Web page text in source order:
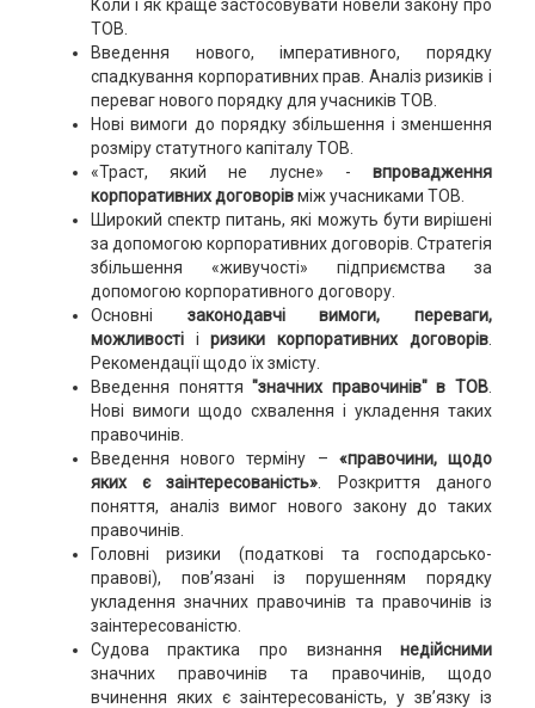
Коли і як краще застосовувати новели закону про
ТОВ.
Введення нового, імперативного, порядку
спадкування корпоративних прав. Аналіз ризиків і
переваг нового порядку для учасників ТОВ.
Нові вимоги до порядку збільшення і зменшення
розміру статутного капіталу ТОВ.
«Траст, який не лусне» -впровадження
корпоративних договорівміж учасниками ТОВ.
Широкий спектр питань, які можуть бути вирішені
за допомогою корпоративних договорів. Стратегія
збільшення «живучості» підприємства за
допомогою корпоративного договору.
Основні законодавчі вимоги,
переваги,
можливості і ризики корпоративних договорів
Рекомендації щодо їх змісту.
Введення поняття"значних правочинів" в ТОВ
Нові вимоги щодо схвалення і укладення таких
правочинів.
Введення нового терміну – «правочини, щодо
яких є заінтересованість» . Розкриття даного
поняття, аналіз вимог нового закону до таких
правочинів.
Головні ризики (податкові та господарсько-
правові), пов’язані із порушенням порядку
укладення значних правочинів та правочинів із
заінтересованістю.
Судова практика про визнаннянедійсними
значних правочинів та правочинів, щодо
вчинення яких є заінтересованість, у зв’язку із